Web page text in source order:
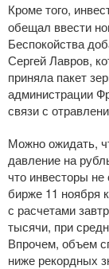
Кроме того,
обещал ввести
Беспокойства
Сергей Лавров,
приняла пакет
администрации
связи с
Можно ожидать,
давление на
что инвесторы
бирже 11 ноября
с расчетами
тысячи, при
Впрочем, объем
ниже рекордных